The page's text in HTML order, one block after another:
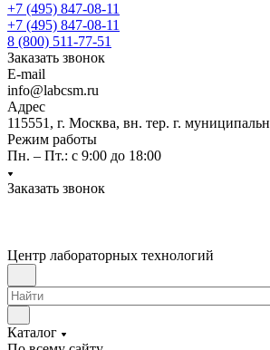
+7 (495) 847-08-11
+7 (495) 847-08-11
8 (800) 511-77-51
Заказать звонок
E-mail
info@labcsm.ru
Адрес
115551, г. Москва, вн. тер. г.
Режим работы
Пн. – Пт.: с 9:00 до 18:00
Заказать звонок
Центр лабораторных технологий
Каталог